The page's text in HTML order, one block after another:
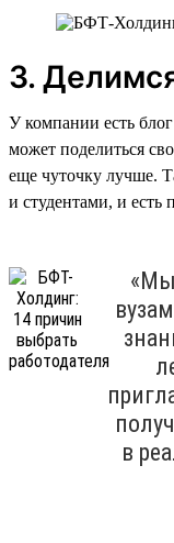
3.
У компании есть
может поделиться
еще чуточку лучше.
и студентами, и есть
в